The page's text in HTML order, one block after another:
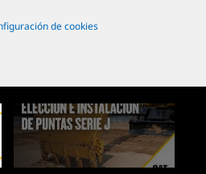
de cookies